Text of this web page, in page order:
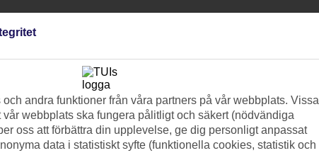
andra funktioner från våra partners på vår webbplats. Vissa
webbplats ska fungera pålitligt och säkert (nödvändiga
oss att förbättra din upplevelse, ge dig personligt anpassat
data i statistiskt syfte (funktionella cookies, statistik och